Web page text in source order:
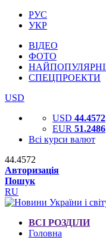
РУС
УКР
ВІДЕО
ФОТО
СПЕЦПРОЕКТИ
USD
USD 44.4572
EUR 51.2486
Всі курси валют
44.4572
Авторизація
Пошук
RU
ВСІ РОЗДІЛИ
Головна